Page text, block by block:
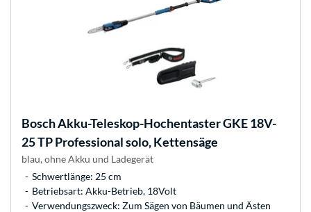
BoschAkku-Teleskop-Hochentaster GKE 18V-
25 TP Professional solo, Kettensäge
blau, ohne Akku und Ladegerät
Schwertlänge: 25 cm
Betriebsart: Akku-Betrieb, 18Volt
Verwendungszweck: Zum Sägen von Bäumen und Ästen